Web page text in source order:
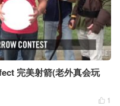
完美射箭(老外真会玩
 1